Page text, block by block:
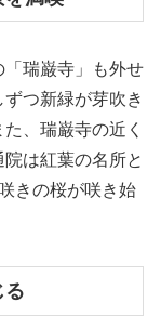
瑞巌寺」も外せ
つ新緑が芽吹き
、瑞巌寺の近く
は紅葉の名所と
きの桜が咲き始
る